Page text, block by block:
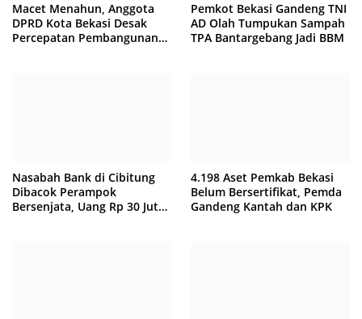
Macet Menahun, Anggota
DPRD Kota Bekasi Desak
Percepatan Pembangunan
Pemkot Bekasi Gandeng TNI
AD Olah Tumpukan Sampah
TPA Bantargebang Jadi BBM
Nasabah Bank di Cibitung
Dibacok Perampok
Bersenjata, Uang Rp 30 Juta
4.198 Aset Pemkab Bekasi
Belum Bersertifikat, Pemda
Gandeng Kantah dan KPK